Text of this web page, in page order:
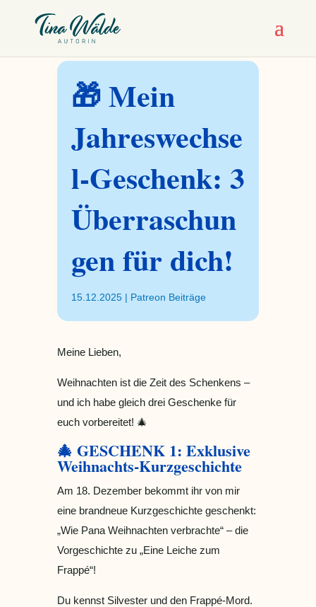
🎁 Mein
Jahreswechse
l-Geschenk: 3
Überraschun
gen für dich!
15.12.2025| Patreon Beiträge
Meine Lieben,
Weihnachten ist die Zeit des Schenkens –
und ich habe gleich drei Geschenke für
euch vorbereitet! 🎄
🎄 GESCHENK 1: Exklusive
Weihnachts-Kurzgeschichte
Am 18. Dezember bekommt ihr von mir
eine brandneue Kurzgeschichte geschenkt:
„Wie Pana Weihnachten verbrachte“ – die
Vorgeschichte zu „Eine Leiche zum
Frappé“!
Du kennst Silvester und den Frappé-Mord.